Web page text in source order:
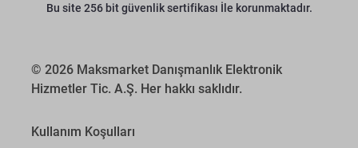
Bu site 256 bit güvenlik sertifikası İle korunmaktadır.
© 2026 Maksmarket Danışmanlık Elektronik
Hizmetler Tic. A.Ş. Her hakkı saklıdır.
Kullanım Koşulları